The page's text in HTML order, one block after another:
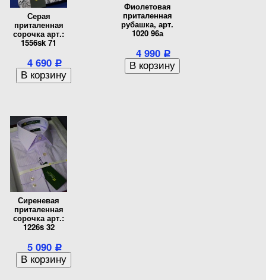
Серая
приталенная
сорочка арт.:
1556sk 71
4 690 Р
Фиолетовая
приталенная
рубашка, арт.
1020 96а
4 990 Р
Сиреневая
приталенная
сорочка арт.:
1226s 32
5 090 Р